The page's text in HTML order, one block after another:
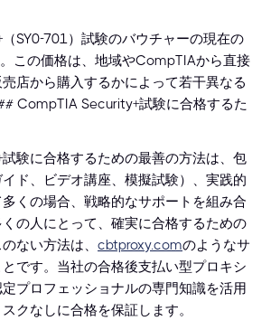
SY0-701）試験のバウチャーの現在の
この価格は、地域やCompTIAから直接
店から購入するかによって若干異なる
CompTIA Security+試験に合格するた
験に合格するための最善の方法は、包
ド、ビデオ講座、模擬試験）、実践的
くの場合、戦略的なサポートを組み合
の人にとって、確実に合格するための
ない方法は、 cbtproxy.comのようなサ
です。当社の合格後支払い型プロキシ
プロフェッショナルの専門知識を活用
クなしに合格を保証します。